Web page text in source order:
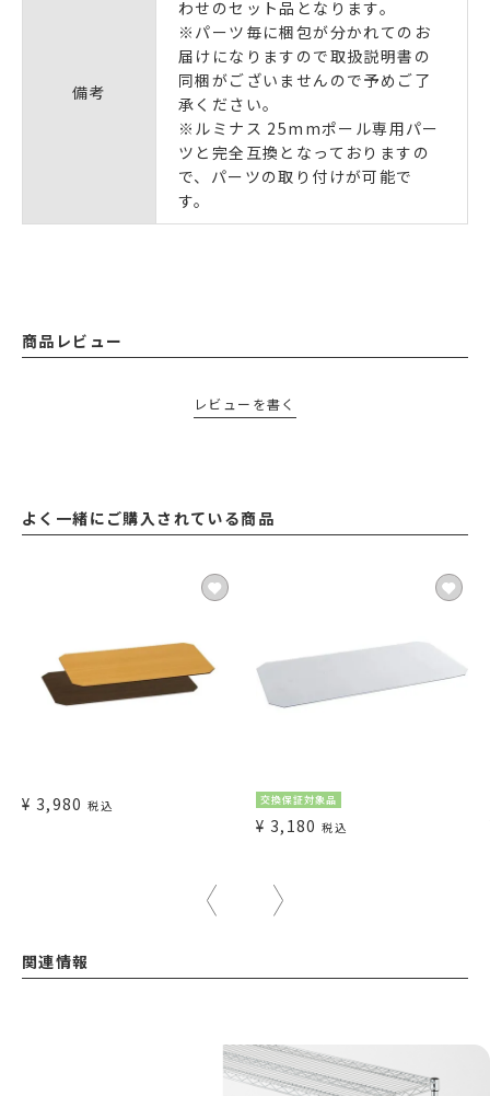
備考
わせのセット品となります。
※パーツ毎に梱包が分かれてのお
届けになりますので取扱説明書の
同梱がございませんので予めご了
承ください。
※ルミナス 25mmポール専用パー
ツと完全互換となっておりますの
で、パーツの取り付けが可能で
す。
商品レビュー
レビューを書く
よく一緒にご購入されている商品
¥ 3,980 税込 交換保証対象品
¥ 3,180 税込
関連情報